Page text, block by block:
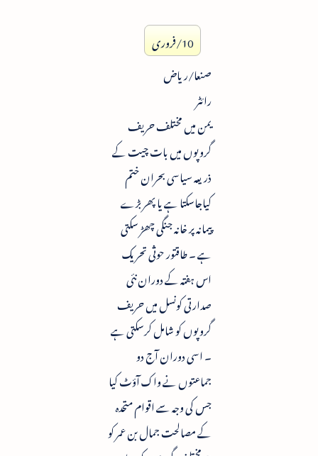
10/فروری
صنعا/ریاض
رائٹر
یمن میں مختلف حریف
گروپوں میں بات چیت کے
ذریعہ سیاسی بحران ختم
کیاجاسکتا ہے یا پھر بڑے
پیمانہ پر خانہ جنگی چھڑ سکتی
ہے ۔ طاقتور حوثی تحریک
اس ہفتہ کے دوران نئی
صدارتی کونسل میں حریف
گروپوں کو شامل کرسکتی ہے
۔ اسی دوران آج دو
جماعتوں نے واک آؤٹ کیا
جس کی وجہ سے اقوام متحدہ
کے مصالحت جمال بن عمر کو